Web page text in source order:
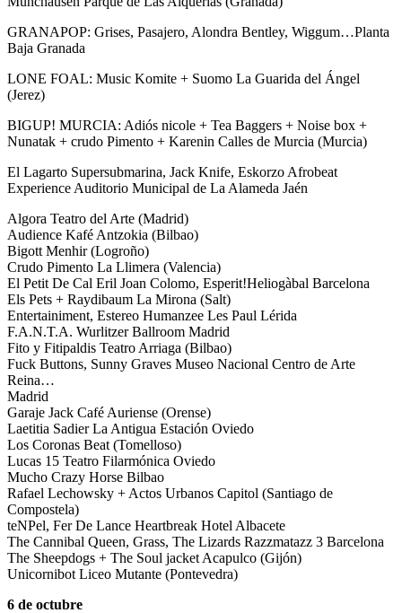
GRANAPOP: Grises, Pasajero, Alondra Bentley, Wiggum…Planta
Baja Granada
LONE FOAL: Music Komite + Suomo La Guarida del Ángel
(Jerez)
BIGUP! MURCIA: Adiós nicole + Tea Baggers + Noise box +
Nunatak + crudo Pimento + Karenin Calles de Murcia (Murcia)
El Lagarto Supersubmarina, Jack Knife, Eskorzo Afrobeat
Experience Auditorio Municipal de La Alameda Jaén
Algora Teatro del Arte (Madrid)
Audience Kafé Antzokia (Bilbao)
Bigott Menhir (Logroño)
Crudo Pimento La Llimera (Valencia)
El Petit De Cal Eril Joan Colomo, Esperit!Heliogàbal Barcelona
Els Pets + Raydibaum La Mirona (Salt)
Entertainiment, Estereo Humanzee Les Paul Lérida
F.A.N.T.A. Wurlitzer Ballroom Madrid
Fito y Fitipaldis Teatro Arriaga (Bilbao)
Fuck Buttons, Sunny Graves Museo Nacional Centro de Arte
Reina…
Madrid
Garaje Jack Café Auriense (Orense)
Laetitia Sadier La Antigua Estación Oviedo
Los Coronas Beat (Tomelloso)
Lucas 15 Teatro Filarmónica Oviedo
Mucho Crazy Horse Bilbao
Rafael Lechowsky + Actos Urbanos Capitol (Santiago de
Compostela)
teNPel, Fer De Lance Heartbreak Hotel Albacete
The Cannibal Queen, Grass, The Lizards Razzmatazz 3 Barcelona
The Sheepdogs + The Soul jacket Acapulco (Gijón)
Unicornibot Liceo Mutante (Pontevedra)
6 de octubre